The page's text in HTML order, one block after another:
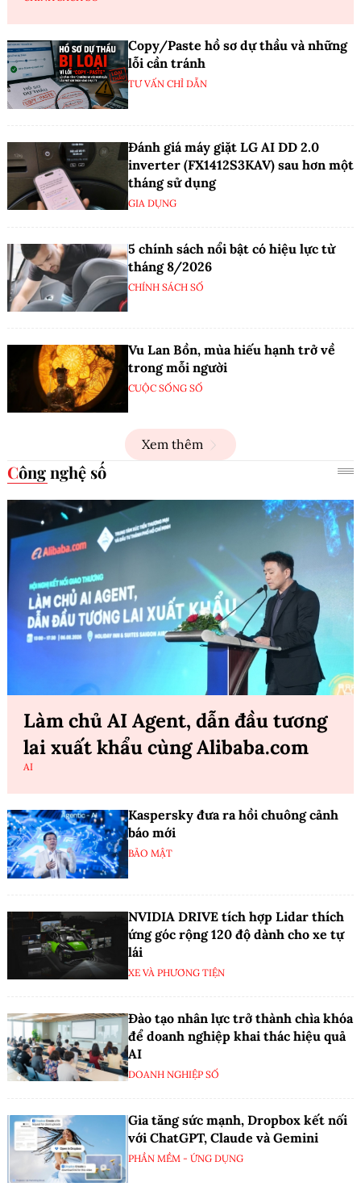
Copy/Paste hồ sơ dự thầu và những
lỗi cần tránh
TƯ VẤN CHỈ DẪN
Đánh giá máy giặt LG AI DD 2.0
inverter (FX1412S3KAV) sau hơn một
tháng sử dụng
GIA DỤNG
5 chính sách nổi bật có hiệu lực từ
tháng 8/2026
CHÍNH SÁCH SỐ
Vu Lan Bồn, mùa hiếu hạnh trở về
trong mỗi người
CUỘC SỐNG SỐ
Xem thêm
Công nghệ số
Làm chủ AI Agent, dẫn đầu tương
lai xuất khẩu cùng Alibaba.com
AI
Kaspersky đưa ra hồi chuông cảnh
báo mới
BẢO MẬT
NVIDIA DRIVE tích hợp Lidar thích
ứng góc rộng 120 độ dành cho xe tự
lái
XE VÀ PHƯƠNG TIỆN
Đào tạo nhân lực trở thành chìa khóa
để doanh nghiệp khai thác hiệu quả
AI
DOANH NGHIỆP SỐ
Gia tăng sức mạnh, Dropbox kết nối
với ChatGPT, Claude và Gemini
PHẦN MỀM - ỨNG DỤNG